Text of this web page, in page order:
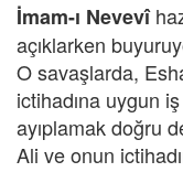
İmam-ı Nevevî
açıklarken
O savaşlarda,
ictihadına uygun
ayıplamak doğru
Ali ve onun